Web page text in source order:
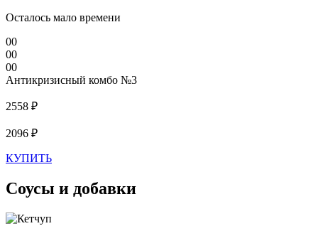
Осталось мало времени
00
00
00
Антикризисный комбо №3
2558 ₽
2096 ₽
КУПИТЬ
Соусы и добавки